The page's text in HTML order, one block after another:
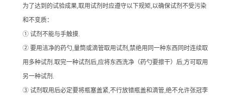
为了达到的试验成果,取用试剂时应遵守以下规矩,以确保试剂不受污染
和不变质：
① 试剂不能与手触摸.
② 要用洁净的药勺,量筒或滴管取用试剂,禁绝用同一种东西同时连续取
用多种试剂.取完一种试剂后,应将东西洗净（药勺要擦干）后,方可取用
另一种试剂.
③ 试剂取用后必定要将瓶塞盖紧,不行放错瓶盖和滴管,绝不允许张冠李